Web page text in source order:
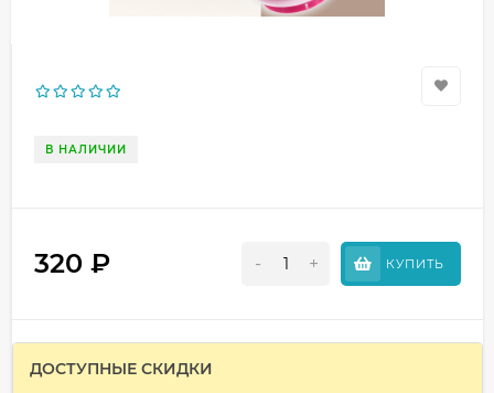
В НАЛИЧИИ
320 ₽ - + КУПИТЬ
ДОСТУПНЫЕ СКИДКИ